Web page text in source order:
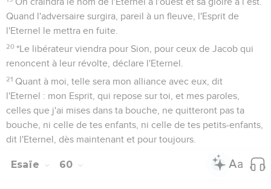
Quand l'adversaire surgira, pareil à un fleuve, l'Esprit de
l'Eternel le mettra en fuite.
20 *Le libérateur viendra pour Sion, pour ceux de Jacob qui
renoncent à leur révolte, déclare l'Eternel.
21 Quant à moi, telle sera mon alliance avec eux, dit
l'Eternel : mon Esprit, qui repose sur toi, et mes paroles,
celles que j'ai mises dans ta bouche, ne quitteront pas ta
bouche, ni celle de tes enfants, ni celle de tes petits-enfants,
dit l'Eternel, dès maintenant et pour toujours.
Esaïe 60